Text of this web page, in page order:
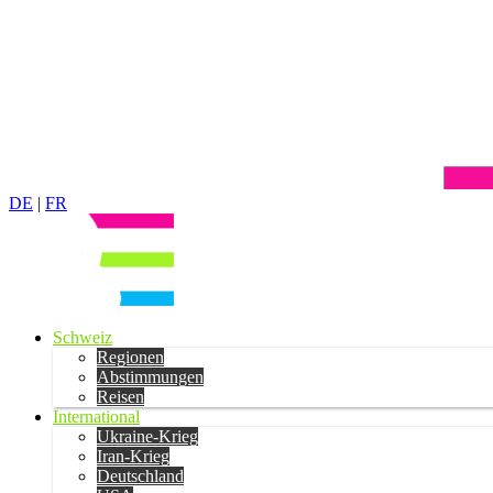
DE | FR
Schweiz
Regionen
Abstimmungen
Reisen
International
Ukraine-Krieg
Iran-Krieg
Deutschland